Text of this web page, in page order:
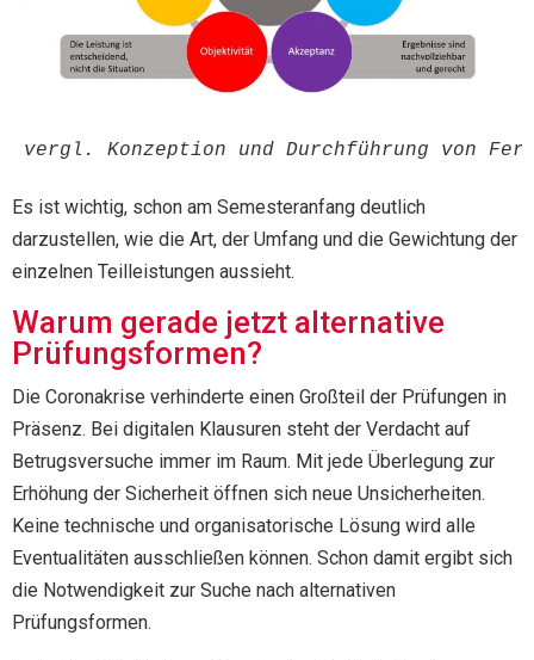
vergl. Konzeption und Durchführung von
Es ist wichtig, schon am Semesteranfang deutlich
darzustellen, wie die Art, der Umfang und die Gewichtung der
einzelnen Teilleistungen aussieht.
Warum gerade jetzt alternative
Prüfungsformen?
Die Coronakrise verhinderte einen Großteil der Prüfungen in
Präsenz. Bei digitalen Klausuren steht der Verdacht auf
Betrugsversuche immer im Raum. Mit jede Überlegung zur
Erhöhung der Sicherheit öffnen sich neue Unsicherheiten.
Keine technische und organisatorische Lösung wird alle
Eventualitäten ausschließen können. Schon damit ergibt sich
die Notwendigkeit zur Suche nach alternativen
Prüfungsformen.